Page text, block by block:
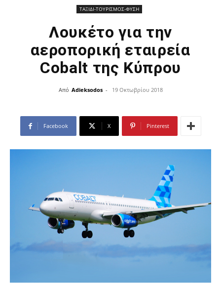
ΤΑΞΙΔΙ-ΤΟΥΡΙΣΜΟΣ-ΦΥΣΗ
Λουκέτο για την
αεροπορική εταιρεία
Cobalt της Κύπρου
Από Adieksodos - 19 Οκτωβρίου 2018
Facebook X Pinterest